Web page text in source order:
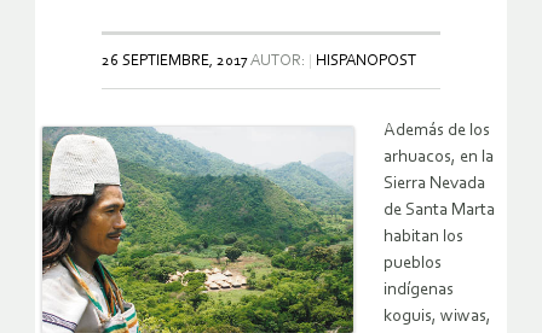
26 SEPTIEMBRE, 2017AUTOR: HISPANOPOST
Además de los
arhuacos, en la
Sierra Nevada
de Santa Marta
habitan los
pueblos
indígenas
koguis, wiwas,